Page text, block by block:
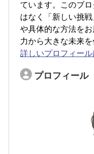
ています。このブ
はなく「新しい挑
や具体的な方法を
力から大きな未来
詳しいプロフィール
プロフィール